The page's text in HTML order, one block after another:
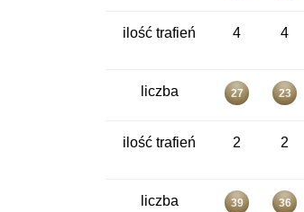
ilość trafień 4 4
liczba 27 23
ilość trafień 2 2
liczba 39 36